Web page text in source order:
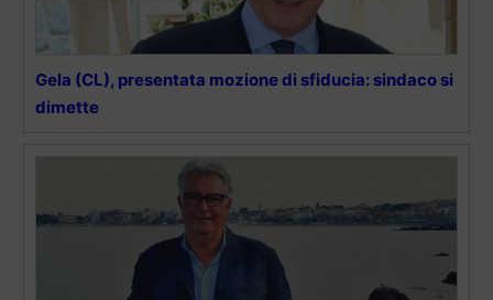
Gela (CL), presentata mozione di sfiducia: sindaco si
dimette